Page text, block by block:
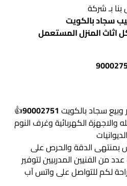
بنا بـ شركة
سجاد بالكويت
اثاث المنزل المستعمل
سجاد بالكويت 90002751
👍
والاجهزة الكهربائية وغرف النوم
الدقة والحرص على
من الفنيين المدربيين لتوفير
لكم للتواصل على واتس آب